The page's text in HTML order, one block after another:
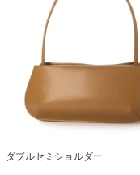
ダブルセミショルダー